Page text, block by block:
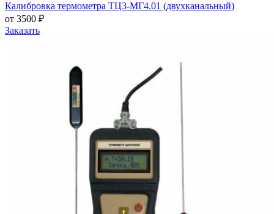
Калибровка термометра ТЦ3-МГ4.01 (двухканальный)
от 3500 ₽
Заказать